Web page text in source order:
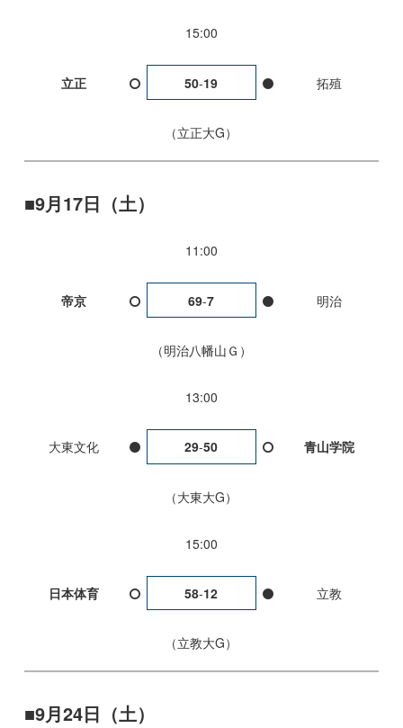
15:00
立正 50-19 拓殖
立正大G
9月17日（土）
11:00
帝京 69-7 明治
明治八幡山Ｇ
13:00
大東文化 29-50 青山学院
大東大G
15:00
日本体育 58-12 立教
立教大G
9月24日（土）